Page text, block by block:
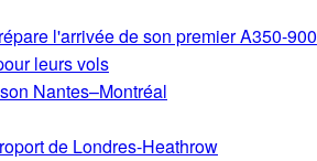
l'arrivée de son premier A350-900
leurs vols
Nantes–Montréal
de Londres-Heathrow